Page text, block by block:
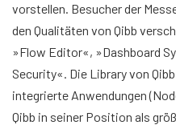
vorstellen. Besucher der
den Qualitäten von Qibb
»Flow Editor«, »Dashboard
Security«. Die Library von
integrierte Anwendungen
Qibb in seiner Position als